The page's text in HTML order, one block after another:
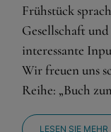
Frühstück
Gesellschaft
interessante
Wir freuen uns
Reihe: „Buch
LESEN SIE MEHR